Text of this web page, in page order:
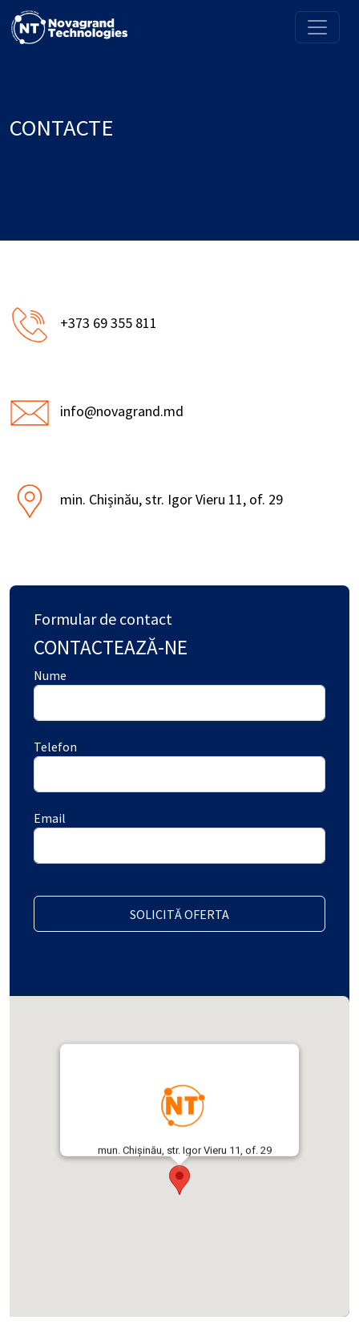
CONTACTE
+373 69 355 811
info@novagrand.md
min. Chișinău, str. Igor Vieru 11, of. 29
Formular de contact
CONTACTEAZĂ-NE
Nume
Telefon
Email
SOLICITĂ OFERTA
mun. Chișinău, str. Igor Vieru 11, of. 29